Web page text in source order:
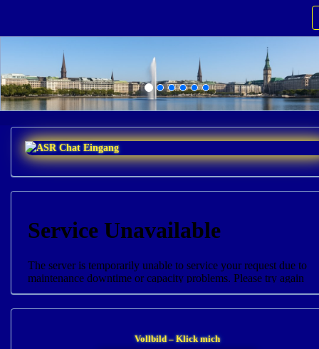
Vollbild – Klick mich